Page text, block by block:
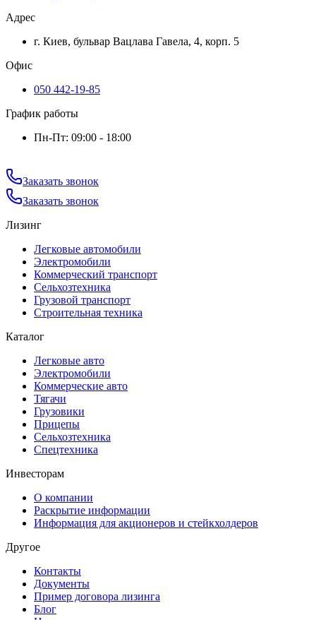
Адрес
г. Киев, бульвар Вацлава Гавела, 4, корп. 5
Офис
050 442-19-85
График работы
Пн-Пт: 09:00 - 18:00
Заказать звонок
Заказать звонок
Лизинг
Легковые автомобили
Электромобили
Коммерческий транспорт
Сельхозтехника
Грузовой транспорт
Строительная техника
Каталог
Легковые авто
Электромобили
Коммерческие авто
Тягачи
Грузовики
Прицепы
Сельхозтехника
Спецтехника
Инвесторам
О компании
Раскрытие информации
Информация для акционеров и стейкхолдеров
Другое
Контакты
Документы
Пример договора лизинга
Блог